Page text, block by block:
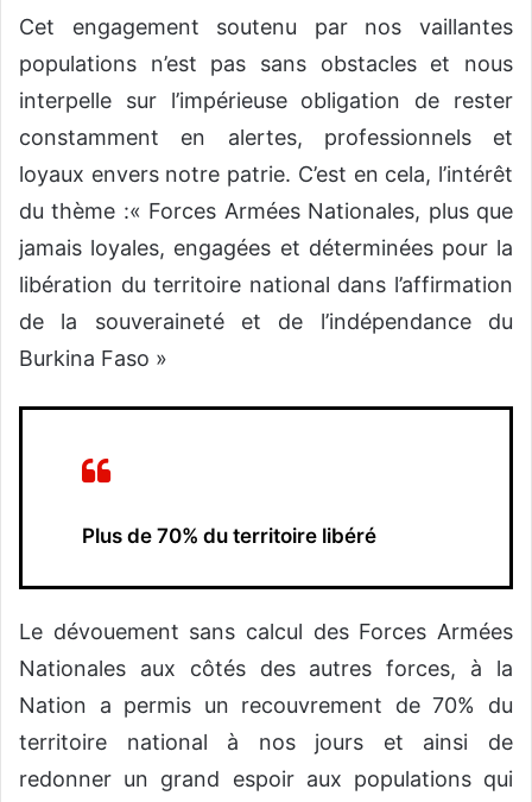
Cet engagement soutenu par nos vaillantes
populations n’est pas sans obstacles et nous
interpelle sur l’impérieuse obligation de rester
constamment en alertes, professionnels et
loyaux envers notre patrie. C’est en cela, l’intérêt
du thème :« Forces Armées Nationales, plus que
jamais loyales, engagées et déterminées pour la
libération du territoire national dans l’affirmation
de la souveraineté et de l’indépendance du
Burkina Faso »
Plus de 70% du territoire libéré
Le dévouement sans calcul des Forces Armées
Nationales aux côtés des autres forces, à la
Nation a permis un recouvrement de 70% du
territoire national à nos jours et ainsi de
redonner un grand espoir aux populations qui